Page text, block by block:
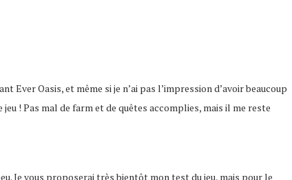
Ever Oasis, et même si je n’ai pas l’impression d’avoir beaucoup
! Pas mal de farm et de quêtes accomplies, mais il me reste
Je vous proposerai très bientôt mon test du jeu, mais pour le